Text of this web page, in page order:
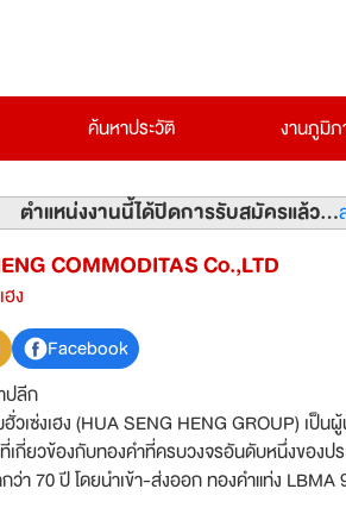
ค้นหาประวัติ งานภูมิ
ตำแหน่งงานนี้ได้ปิดการรับสมัครแล้ว...
COMMODITAS Co.,LTD
ง
Facebook
ปลีก
วเซ่งเฮง (HUA SENG HENG GROUP) เป็น
เกี่ยวข้องกับทองคำที่ครบวงจรอันดับหนึ่งของ
ว่า 70 ปี โดยนำเข้า-ส่งออก ทองคำแท่ง